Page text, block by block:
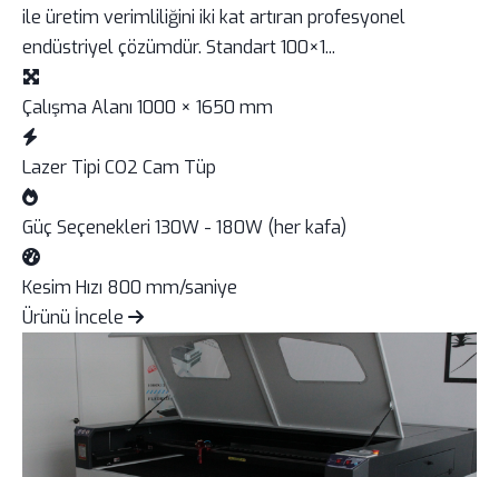
ile üretim verimliliğini iki kat artıran profesyonel
endüstriyel çözümdür. Standart 100×1...
Çalışma Alanı 1000 × 1650 mm
Lazer Tipi CO2 Cam Tüp
Güç Seçenekleri 130W - 180W (her kafa)
Kesim Hızı 800 mm/saniye
Ürünü İncele